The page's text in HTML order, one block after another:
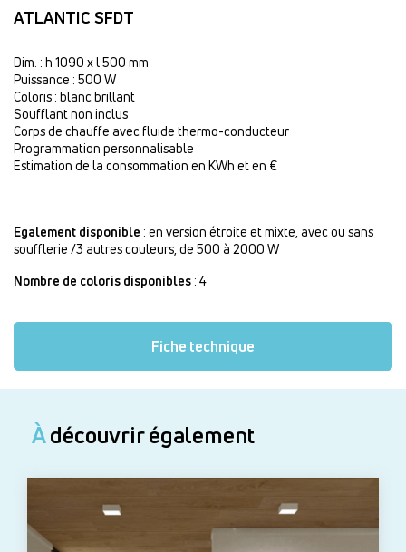
ATLANTIC SFDT
Dim. : h 1090 x l 500 mm
Puissance : 500 W
Coloris : blanc brillant
Soufflant non inclus
Corps de chauffe avec fluide thermo-conducteur
Programmation personnalisable
Estimation de la consommation en KWh et en €
Egalement disponible : en version étroite et mixte, avec ou sans
soufflerie /3 autres couleurs, de 500 à 2000 W
Nombre de coloris disponibles : 4
Fiche technique
Àdécouvrir également